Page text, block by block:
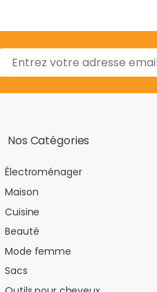
Nos Catégories
Électroménager
Maison
Cuisine
Beauté
Mode femme
Sacs